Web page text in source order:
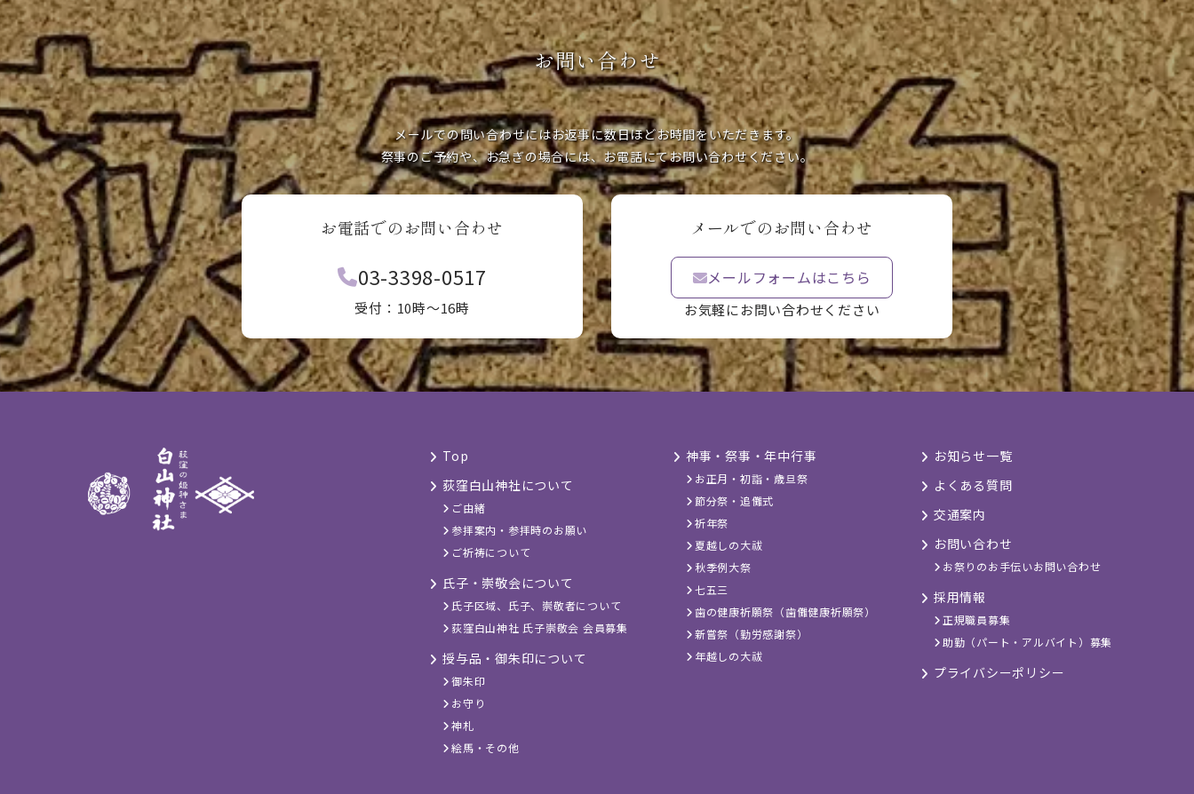
お問い合わせ
メールでの問い合わせにはお返事に数日ほどお時間をいただきます。
祭事のご予約や、お急ぎの場合には、お電話にてお問い合わせください。
お電話でのお問い合わせ
03-3398-0517
受付：10時〜16時
メールでのお問い合わせ
メールフォームはこちら
お気軽にお問い合わせください
Top
荻窪白山神社について
ご由緒
参拝案内・参拝時のお願い
ご祈祷について
氏子・崇敬会について
氏子区域、氏子、崇敬者について
荻窪白山神社 氏子崇敬会 会員募集
授与品・御朱印について
御朱印
お守り
神札
絵馬・その他
神事・祭事・年中行事
お正月・初詣・歳旦祭
節分祭・追儺式
祈年祭
夏越しの大祓
秋季例大祭
七五三
歯の健康祈願祭（歯儺健康祈願祭）
新嘗祭（勤労感謝祭）
年越しの大祓
お知らせ一覧
よくある質問
交通案内
お問い合わせ
お祭りのお手伝いお問い合わせ
採用情報
正規職員募集
助勤（パート・アルバイト）募集
プライバシーポリシー